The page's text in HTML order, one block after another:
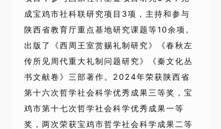
成宝鸡市社科联研究项目3项，主持和参与
陕西省教育厅重点基地研究课题等10余项。
出版了《西周王室赏赐礼制研究》《春秋左
传所见周代重大礼制问题研究》《秦文化丛
书文献卷》三部著作。2024年荣获陕西省
第十六次哲学社会科学优秀成果三等奖，宝
鸡市第十七次哲学社会科学优秀成果一等
奖，两次荣获宝鸡市哲学社会科学成果二等